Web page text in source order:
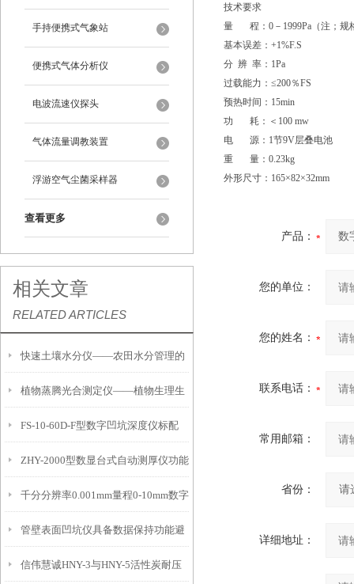
手持便携式气象站
便携式气体分析仪
电波流速仪探头
气体流量调教装置
浮游空气尘菌采样器
查看更多
相关文章
RELATED ARTICLES
快速土壤水分仪——农田水分管理的
便携式检测工具
植物蒸腾光合测定仪——植物生理生
态的实时监测设备
FS-10-60D-F型数字凹坑深度仪标配
IP54级表头分辨率0.01mm量程
10mm！
ZHY-2000型数显台式自动测厚仪功能
特点
千分分辨率0.001mm量程0-10mm数字
埋头度仪技术参数！
管壁表面凹坑仪具备数据保持功能避
免测试过程中测针移动导致数据变动
信伟慧诚HNY-3与HNY-5活性炭耐压
技术要求
量 程：0－1999Pa（注；规
基本误差：+1%F.S
分 辨 率：1Pa
过载能力：≤200％FS
预热时间：15min
功 耗：＜100 mw
电 源：1节9V层叠电池
重 量：0.23kg
外形尺寸：165×82×32mm
产品：
您的单位：
您的姓名：
联系电话：
常用邮箱：
省份：
详细地址：